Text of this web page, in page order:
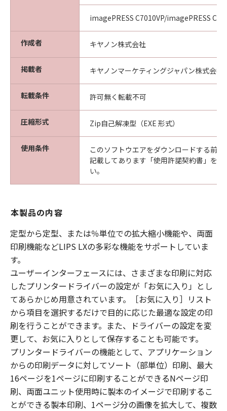
imagePRESS C7010VP/imagePRESS
作成者 キヤノン株式会社
掲載者 キヤノンマーケティングジャパン株式会社
転載条件 許可無く転載不可
圧縮形式 Zip自己解凍型（EXE 形式）
使用条件
このソフトウエアをダウンロードする前
記載してあります「使用許諾契約書」を
い。
本製品の内容
定型から定型、または％単位での拡大縮小機能や、両面
印刷機能などLIPS LXの多彩な機能をサポートしていま
す。
ユーザーインターフェースには、さまざまな印刷に対応
したプリンタードライバーの設定が「お気に入り」とし
てあらかじめ用意されています。［お気に入り］リスト
から項目を選択するだけで目的に応じた最適な設定の印
刷を行うことができます。また、ドライバーの設定を変
更して、お気に入りとして保存することも可能です。
プリンタードライバーの機能として、アプリケーション
からの印刷データに対してソート（部単位）印刷、最大
16ページを1ページに印刷することができるNページ印
刷、両面ユニット使用時に製本のイメージで印刷するこ
とができる製本印刷、1ページ分の画像を拡大して、複数